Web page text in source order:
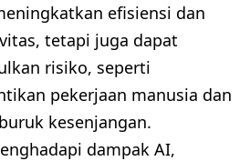
efisiensi dan
tetapi juga dapat
risiko, seperti
pekerjaan manusia dan
kesenjangan.
dampak AI,